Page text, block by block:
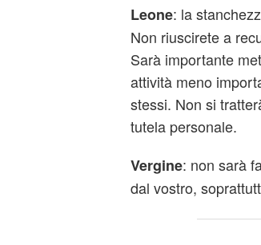
Leone: la
Non riuscirete a
Sarà importante
attività meno
stessi. Non si
tutela personale.
Vergine: non sarà
dal vostro,